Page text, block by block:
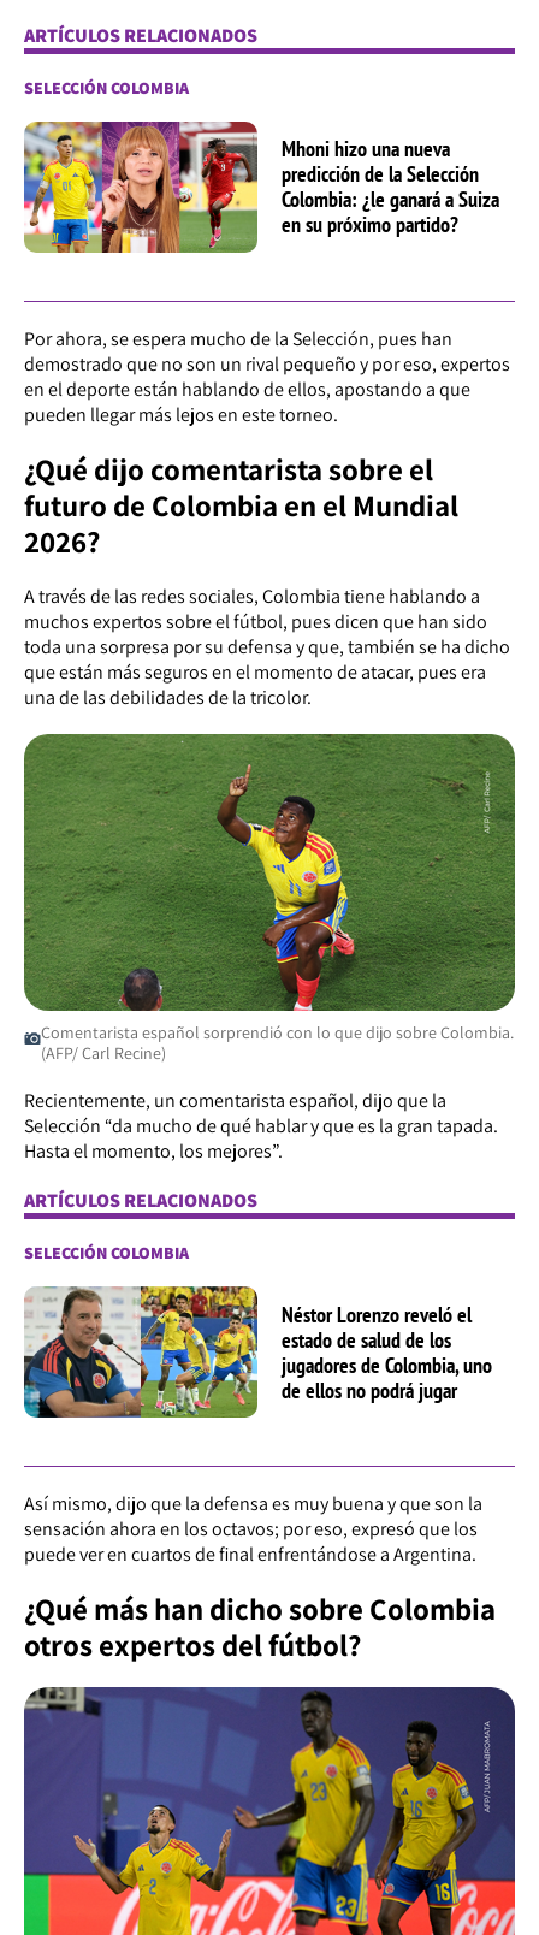
ARTÍCULOS RELACIONADOS
SELECCIÓN COLOMBIA
Mhoni hizo una nueva
predicción de la Selección
Colombia: ¿le ganará a Suiza
en su próximo partido?
Por ahora, se espera mucho de la Selección, pues han
demostrado que no son un rival pequeño y por eso, expertos
en el deporte están hablando de ellos, apostando a que
pueden llegar más lejos en este torneo.
¿Qué dijo comentarista sobre el
futuro de Colombia en el Mundial
2026?
A través de las redes sociales, Colombia tiene hablando a
muchos expertos sobre el fútbol, pues dicen que han sido
toda una sorpresa por su defensa y que, también se ha dicho
que están más seguros en el momento de atacar, pues era
una de las debilidades de la tricolor.
Comentarista español sorprendió con lo que dijo sobre Colombia.
(AFP/ Carl Recine)
Recientemente, un comentarista español, dijo que la
Selección “da mucho de qué hablar y que es la gran tapada.
Hasta el momento, los mejores”.
ARTÍCULOS RELACIONADOS
SELECCIÓN COLOMBIA
Néstor Lorenzo reveló el
estado de salud de los
jugadores de Colombia, uno
de ellos no podrá jugar
Así mismo, dijo que la defensa es muy buena y que son la
sensación ahora en los octavos; por eso, expresó que los
puede ver en cuartos de final enfrentándose a Argentina.
¿Qué más han dicho sobre Colombia
otros expertos del fútbol?